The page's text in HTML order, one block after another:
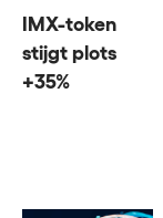
IMX-token
stijgt plots
+35%